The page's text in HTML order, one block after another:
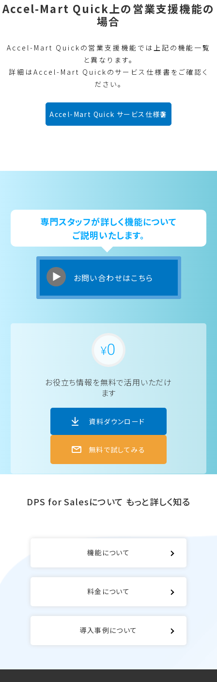
Accel-Mart Quick上の営業支援機能の
場合
Accel-Mart Quickの営業支援機能では上記の機能一覧
と異なります。
詳細はAccel-Mart Quickのサービス仕様書をご確認く
ださい。
Accel-Mart Quick サービス仕様書
専門スタッフが詳しく機能について
ご説明いたします。
お問い合わせはこちら
お役立ち情報を無料で活用いただけ
ます
資料ダウンロード
無料で試してみる
DPS for Salesについて もっと詳しく知る
機能について
料金について
導入事例について